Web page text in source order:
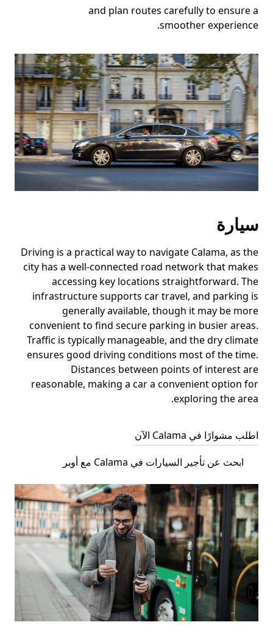
and plan routes carefully to ensure a
smoother experience.
سيارة
Driving is a practical way to navigate Calama, as the
city has a well-connected road network that makes
accessing key locations straightforward. The
infrastructure supports car travel, and parking is
generally available, though it may be more
convenient to find secure parking in busier areas.
Traffic is typically manageable, and the dry climate
ensures good driving conditions most of the time.
Distances between points of interest are
reasonable, making a car a convenient option for
exploring the area.
اطلب مشوارًا في Calama الآن
ابحث عن تأجير السيارات في Calama مع أوبر